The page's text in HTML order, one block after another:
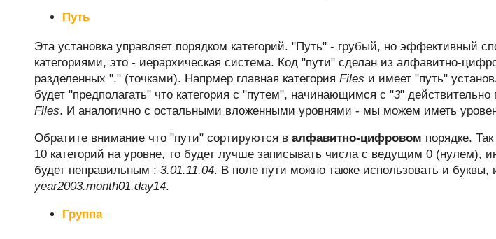
Путь
Эта установка управляет порядком категорий. "Путь" - грубый, но эффективный
категориями, это - иерархическая система. Код "пути" сделан из алфавитно-
разделенных "." (точками). Напрмер главная категория Files и имеет "путь"
будет "предполагать" что категория с "путем", начинающимся с "3" действительно
Files. И аналогично с остальными вложенными уровнями - мы можем иметь
Обратите внимание что "пути" сортируются в алфавитно-цифровом порядке.
10 категорий на уровне, то будет лучше записывать числа с ведущим 0 (нулем),
будет неправильным : 3.01.11.04. В поле пути можно также использовать и
year2003.month01.day14.
Группа